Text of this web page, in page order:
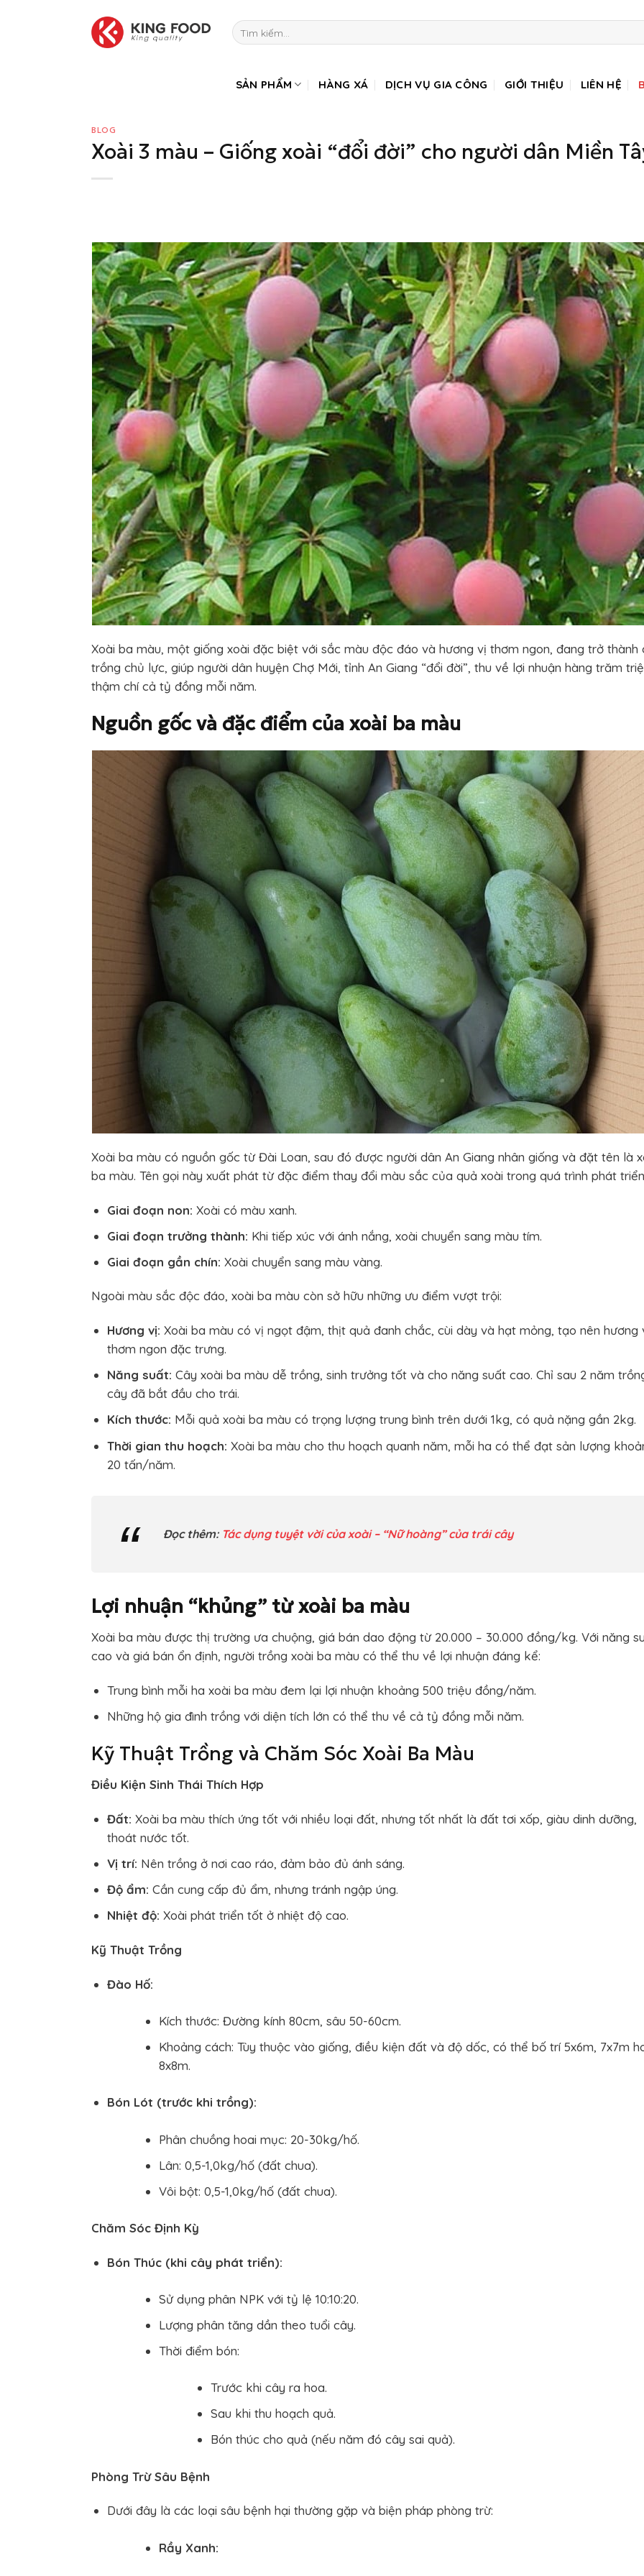
Tìm
kiếm:
SẢN PHẨM HÀNG XÁ DỊCH VỤ GIA CÔNG GIỚI THIỆU LIÊN HỆ
BLOG
Xoài 3 màu – Giống xoài “đổi đời” cho người dân Miền
Xoài ba màu, một giống xoài đặc biệt với sắc màu độc đáo và hương vị thơm ngon, đang trở thành
trồng chủ lực, giúp người dân huyện Chợ Mới, tỉnh An Giang “đổi đời”, thu về lợi nhuận hàng trăm
thậm chí cả tỷ đồng mỗi năm.
Nguồn gốc và đặc điểm của xoài ba màu
Xoài ba màu có nguồn gốc từ Đài Loan, sau đó được người dân An Giang nhân giống và đặt tên là
ba màu. Tên gọi này xuất phát từ đặc điểm thay đổi màu sắc của quả xoài trong quá trình phát
Giai đoạn non: Xoài có màu xanh.
Giai đoạn trưởng thành: Khi tiếp xúc với ánh nắng, xoài chuyển sang màu tím.
Giai đoạn gần chín: Xoài chuyển sang màu vàng.
Ngoài màu sắc độc đáo, xoài ba màu còn sở hữu những ưu điểm vượt trội:
Hương vị: Xoài ba màu có vị ngọt đậm, thịt quả đanh chắc, cùi dày và hạt mỏng, tạo nên hương
thơm ngon đặc trưng.
Năng suất: Cây xoài ba màu dễ trồng, sinh trưởng tốt và cho năng suất cao. Chỉ sau 2 năm
cây đã bắt đầu cho trái.
Kích thước: Mỗi quả xoài ba màu có trọng lượng trung bình trên dưới 1kg, có quả nặng gần 2kg.
Thời gian thu hoạch: Xoài ba màu cho thu hoạch quanh năm, mỗi ha có thể đạt sản lượng
20 tấn/năm.
Đọc thêm: Tác dụng tuyệt vời của xoài – “Nữ hoàng” của trái cây
Lợi nhuận “khủng” từ xoài ba màu
Xoài ba màu được thị trường ưa chuộng, giá bán dao động từ 20.000 – 30.000 đồng/kg. Với năng
cao và giá bán ổn định, người trồng xoài ba màu có thể thu về lợi nhuận đáng kể:
Trung bình mỗi ha xoài ba màu đem lại lợi nhuận khoảng 500 triệu đồng/năm.
Những hộ gia đình trồng với diện tích lớn có thể thu về cả tỷ đồng mỗi năm.
Kỹ Thuật Trồng và Chăm Sóc Xoài Ba Màu
Điều Kiện Sinh Thái Thích Hợp
Đất: Xoài ba màu thích ứng tốt với nhiều loại đất, nhưng tốt nhất là đất tơi xốp, giàu dinh dưỡng,
thoát nước tốt.
Vị trí: Nên trồng ở nơi cao ráo, đảm bảo đủ ánh sáng.
Độ ẩm: Cần cung cấp đủ ẩm, nhưng tránh ngập úng.
Nhiệt độ: Xoài phát triển tốt ở nhiệt độ cao.
Kỹ Thuật Trồng
Đào Hố:
Kích thước: Đường kính 80cm, sâu 50-60cm.
Khoảng cách: Tùy thuộc vào giống, điều kiện đất và độ dốc, có thể bố trí 5x6m, 7x7m
8x8m.
Bón Lót (trước khi trồng):
Phân chuồng hoai mục: 20-30kg/hố.
Lân: 0,5-1,0kg/hố (đất chua).
Vôi bột: 0,5-1,0kg/hố (đất chua).
Chăm Sóc Định Kỳ
Bón Thúc (khi cây phát triển):
Sử dụng phân NPK với tỷ lệ 10:10:20.
Lượng phân tăng dần theo tuổi cây.
Thời điểm bón:
Trước khi cây ra hoa.
Sau khi thu hoạch quả.
Bón thúc cho quả (nếu năm đó cây sai quả).
Phòng Trừ Sâu Bệnh
Dưới đây là các loại sâu bệnh hại thường gặp và biện pháp phòng trừ:
Rầy Xanh: